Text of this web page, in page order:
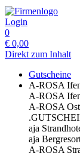
Login
0
€ 0,00
Direkt zum Inhalt
Gutscheine
A-ROSA
A-ROSA
A-ROSA
aja
aja
A-ROSA